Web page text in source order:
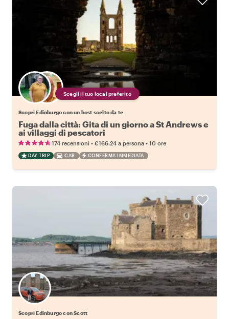
Scegli il tuo local preferito
Scopri Edinburgo con un host scelto da te
Fuga dalla città: Gita di un giorno a St Andrews e
ai villaggi di pescatori
174 recensioni • €166.24 a persona • 10 ore
DAY TRIP CAR CONFERMA IMMEDIATA
Scopri Edinburgo con Scott